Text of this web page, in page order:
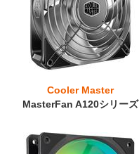
Cooler Master
MasterFan A120シリーズ